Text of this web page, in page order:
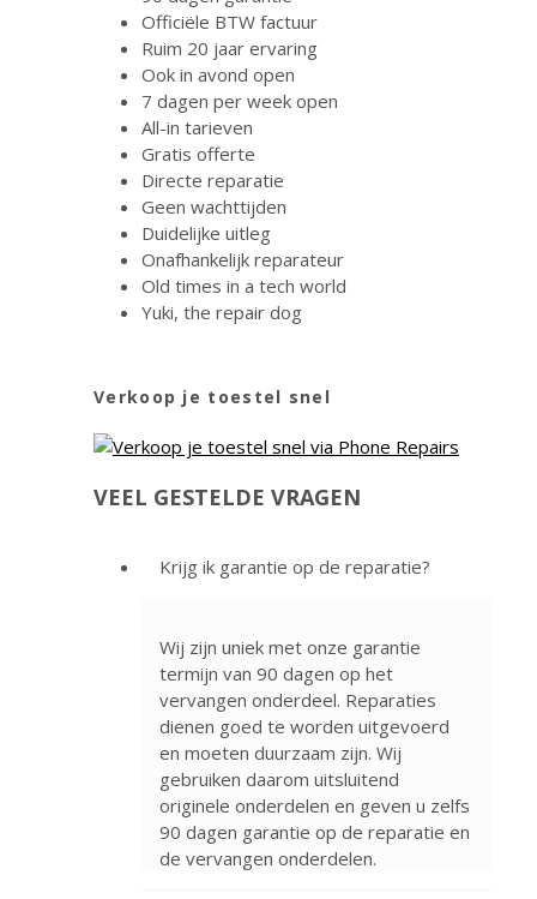
Officiële BTW factuur
Ruim 20 jaar ervaring
Ook in avond open
7 dagen per week open
All-in tarieven
Gratis offerte
Directe reparatie
Geen wachttijden
Duidelijke uitleg
Onafhankelijk reparateur
Old times in a tech world
Yuki, the repair dog
Verkoop je toestel snel
VEEL GESTELDE VRAGEN
Krijg ik garantie op de reparatie?
Wij zijn uniek met onze garantie
termijn van 90 dagen op het
vervangen onderdeel. Reparaties
dienen goed te worden uitgevoerd
en moeten duurzaam zijn. Wij
gebruiken daarom uitsluitend
originele onderdelen en geven u zelfs
90 dagen garantie op de reparatie en
de vervangen onderdelen.